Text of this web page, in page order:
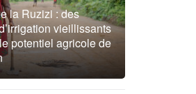
la Ruzizi : des
vieillissants
potentiel agricole de